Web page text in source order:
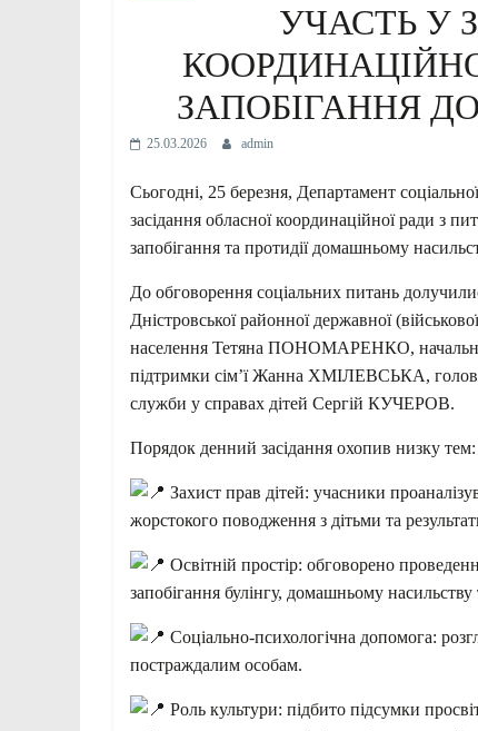
УЧАСТЬ У
ЗАПОБІГАННЯ
25.03.2026 admin
Сьогодні, 25 березня, Департамент
засідання обласної координаційної ради з
запобігання та протидії домашньому
До обговорення соціальних питань
Дністровської районної державної
населення Тетяна ПОНОМАРЕНКО, начальник
підтримки сім’ї Жанна ХМІЛЕВСЬКА,
служби у справах дітей Сергій КУЧЕРОВ.
Порядок денний засідання охопив низку тем:
Захист прав дітей: учасники
жорстокого поводження з дітьми та
Освітній простір: обговорено
запобігання булінгу, домашньому
Соціально-психологічна допомога:
постраждалим особам.
Роль культури: підбито підсумки